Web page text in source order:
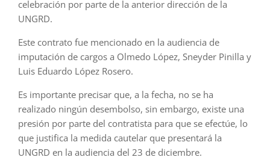
celebración por parte de la anterior dirección de la
UNGRD.
Este contrato fue mencionado en la audiencia de
imputación de cargos a Olmedo López, Sneyder Pinilla y
Luis Eduardo López Rosero.
Es importante precisar que, a la fecha, no se ha
realizado ningún desembolso, sin embargo, existe una
presión por parte del contratista para que se efectúe, lo
que justifica la medida cautelar que presentará la
UNGRD en la audiencia del 23 de diciembre.